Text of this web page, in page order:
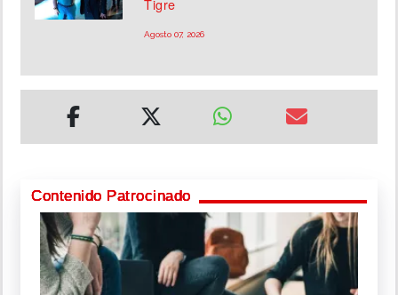
Tigre
Agosto 07, 2026
Contenido Patrocinado